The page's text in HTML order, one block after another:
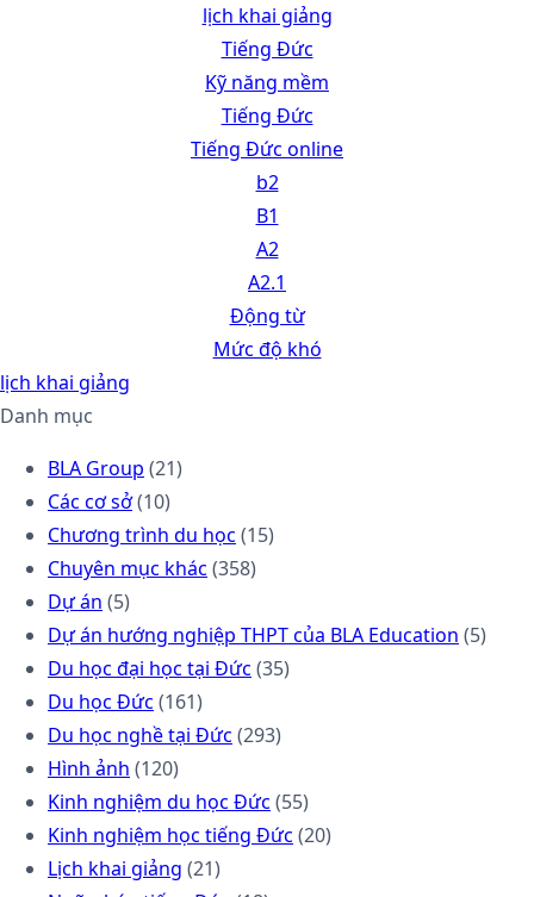
lịch khai giảng
Tiếng Đức
Kỹ năng mềm
Tiếng Đức
Tiếng Đức online
b2
B1
A2
A2.1
Động từ
Mức độ khó
lịch khai giảng
Danh mục
BLA Group (21)
Các cơ sở(10)
Chương trình du học (15)
Chuyên mục khác (358)
Dự án (5)
Dự án hướng nghiệp THPT của BLA Education (5)
Du học đại học tại Đức (35)
Du học Đức (161)
Du học nghề tại Đức (293)
Hình ảnh (120)
Kinh nghiệm du học Đức (55)
Kinh nghiệm học tiếng Đức (20)
Lịch khai giảng (21)